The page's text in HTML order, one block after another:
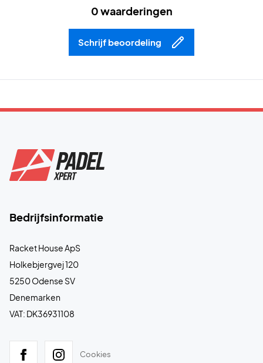
0 waarderingen
Schrijf beoordeling
Bedrijfsinformatie
Racket House ApS
Holkebjergvej 120
5250 Odense SV
Denemarken
VAT: DK36931108
Cookies